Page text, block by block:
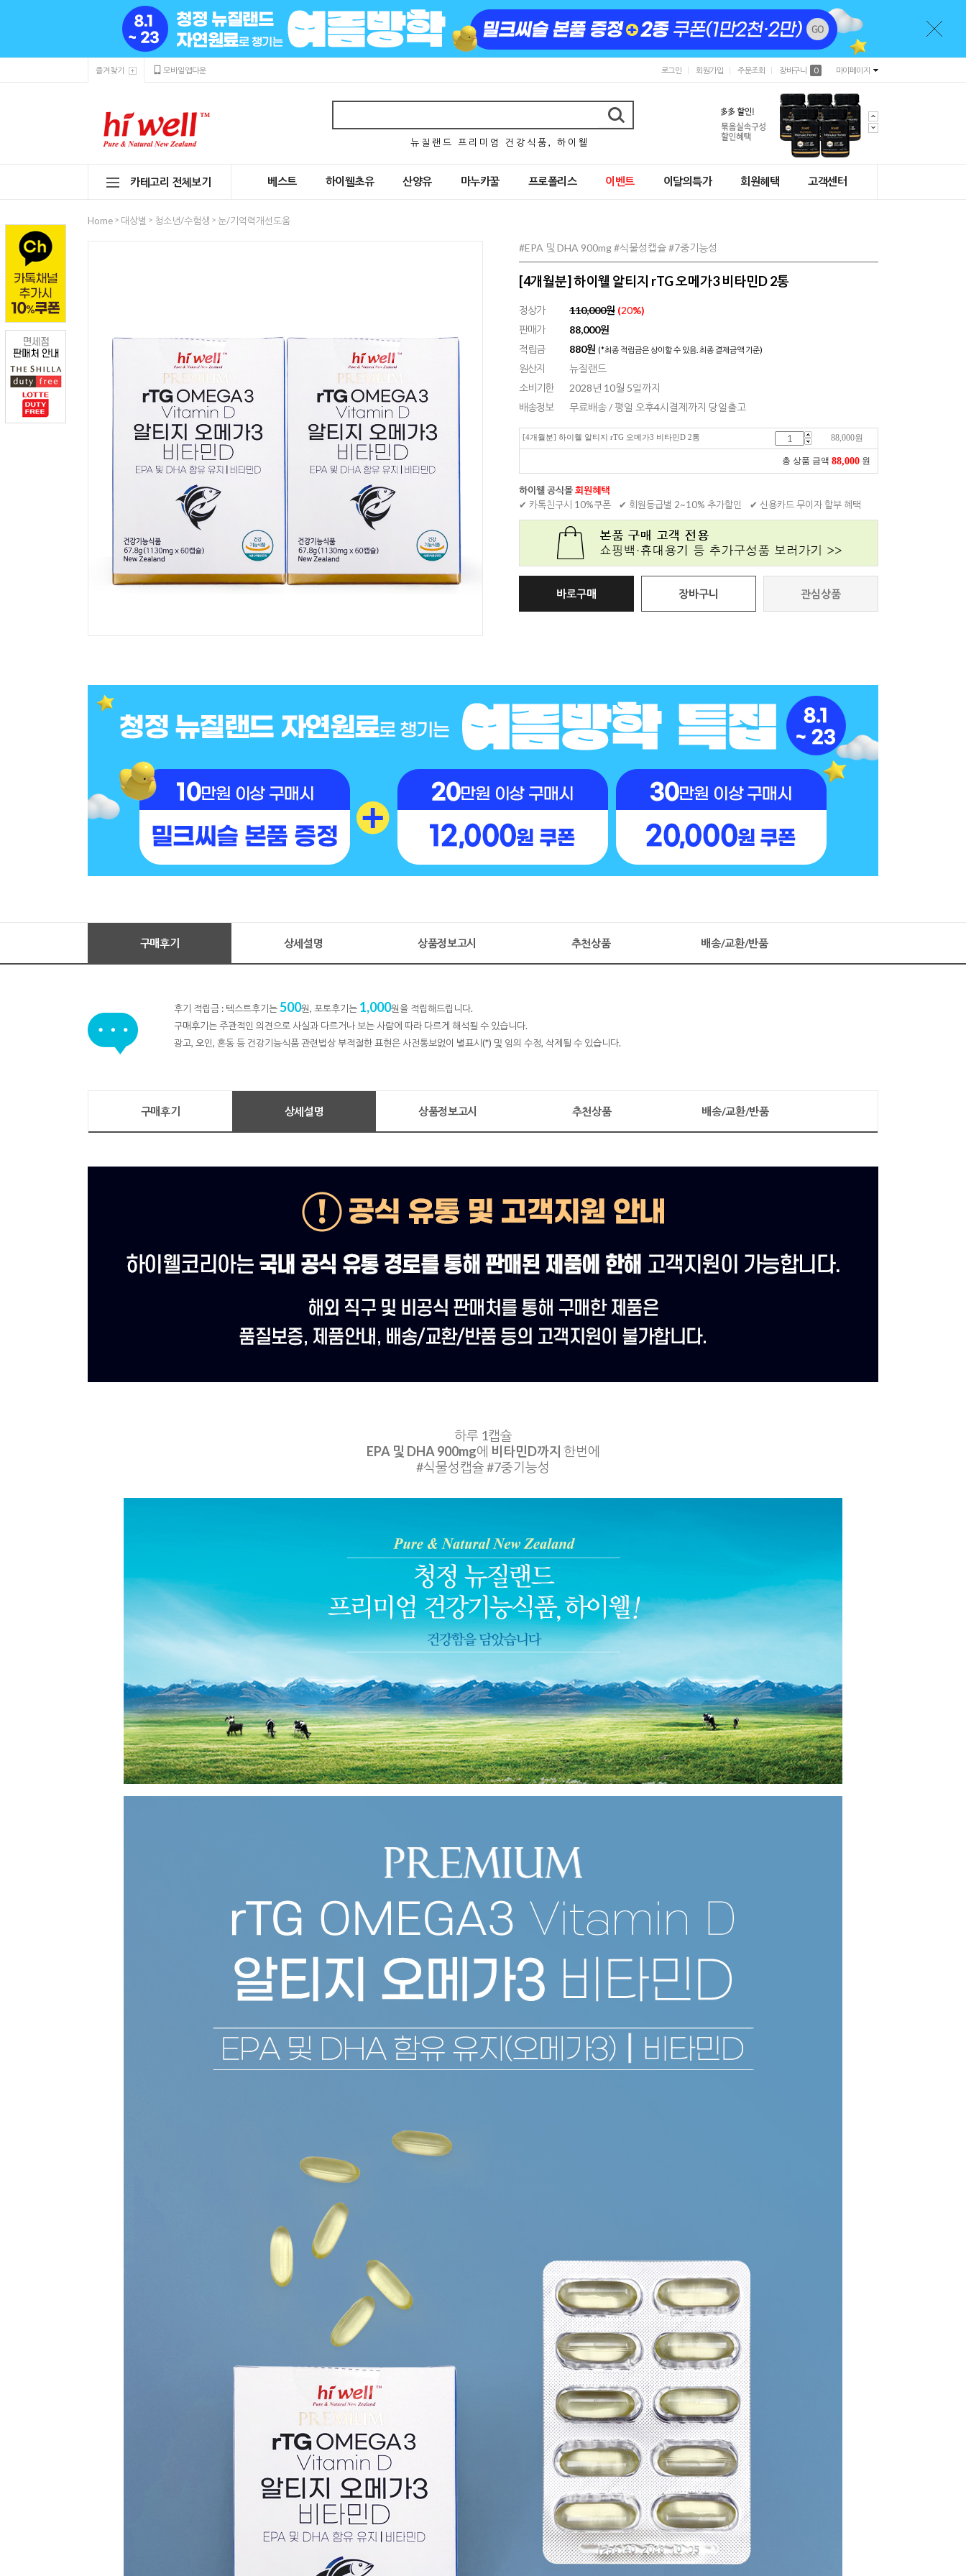
즐겨찾기 모바일앱다운 로그인 회원가입 주문조회 장바구니 0 마이페이지
뉴 질 랜 드 프 리 미 엄 건 강 식 품 , 하 이 웰
카테고리 전체보기 베스트 하이웰초유 산양유 마누카꿀 프로폴리스 이벤트 이달의특가 회원혜택 고객센터
Home > 대상별 > 청소년/수험생 > 눈/기억력개선도움
#EPA 및 DHA 900mg #식물성캡슐 #7중기능성
[4개월분] 하이웰 알티지 rTG 오메가3 비타민D 2통
정상가 110,000원 (20%)
판매가
88,000원
적립금
880원 (*최종 적립금은 상이할 수 있음. 최종 결제금액 기준)
원산지
뉴질랜드
소비기한
2028년 10월 5일까지
배송정보
무료배송 / 평일 오후4시결제까지 당일출고
[4개월분] 하이웰 알티지 rTG 오메가3 비타민D 2통 88,000원
총 상품 금액 88,000 원
하이웰 공식몰회원혜택
✔ 카톡친구시 10%쿠폰
✔ 회원등급별 2~10% 추가할인 ✔ 신용카드 무이자 할부 혜택
바로구매 장바구니 관심상품
구매후기 상세설명 상품정보고시 추천상품 배송/교환/반품
후기 적립금 : 텍스트후기는500원, 포토후기는 1,000원을 적립해드립니다.
구매후기는 주관적인 의견으로 사실과 다르거나 보는 사람에 따라 다르게 해석될 수 있습니다.
광고, 오인, 혼동 등 건강기능식품 관련법상 부적절한 표현은 사전통보없이 별표시(*) 및 임의 수정, 삭제될 수 있습니다.
구매후기 상세설명 상품정보고시 추천상품 배송/교환/반품
하루 1캡슐
EPA 및 DHA 900mg에 비타민D까지 한번에
#식물성캡슐 #7중기능성